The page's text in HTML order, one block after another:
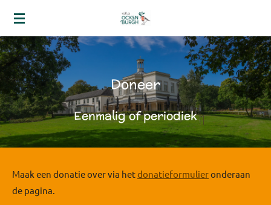
Ga
naar
de
hoofdinhoud
Doneer
Eenmalig of periodiek
Maak een donatie overvia hetdonatieformulieronderaan
de pagina.